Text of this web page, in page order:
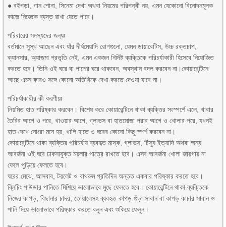
● বইপড়া, গান শোনা, সিনেমা দেখা অথবা নিয়মের পরিপন্থী নয়, এমন যেকোনো বিনোদনমূলক
কাজে নিজেকে ব্যস্ত রাখা যেতে পারে।
পরিবারের সদস্যদের জন্যঃ
বর্তমানে সুস্থ আছেন এবং যাঁর দীর্ঘমেয়াদি রোগগুলো, যেমন ডায়াবেটিস, উচ্চ রক্তচাপ,
ক্যানসার, অ্যাজমা প্রভৃতি নেই, এমন একজন নির্দিষ্ট ব্যক্তিকে পরিচর্যাকারী হিসেবে নিয়োজিত
করতে হবে। তিনি ওই ঘরে বা পাশের ঘরে থাকবেন, অবস্থান বদল করবেন না।কোয়ারেন্টিনে
আছে এমন কারও সঙ্গে কোনো অতিথিকে দেখা করতে দেওয়া যাবে না।
পরিচর্যাকারীর কী করণীয়ঃ
নিয়মিত হাত পরিষ্কার করবেন। বিশেষ করে কোয়ারেন্টিনে থাকা ব্যক্তির সংস্পর্শে এলে, খাবার
তৈরির আগে ও পরে, খাওয়ার আগে, গ্লাভস বা হাতমোজা পরার আগে ও খোলার পরে, যখনই
হাত দেখে নোংরা মনে হয়, খালি হাতে ও ঘরের কোনো কিছু স্পর্শ করবেন না।
কোয়ারেন্টিনে থাকা ব্যক্তির পরিচর্যায় ব্যবহৃত মাস্ক, গ্লাভস, টিস্যু ইত্যাদি অথবা অন্য
আবর্জনা ওই ঘরে ঢাকনাযুক্ত ময়লার পাত্রে রাখতে হবে। এসব আবর্জনা খোলা জায়গায় না
ফেলে পুড়িয়ে ফেলতে হবে।
ঘরের মেঝে, আসবাব, টয়লেট ও বাথরুম প্রতিদিন অন্তত একবার পরিষ্কার করতে হবে।
ব্লিচিং পাউডার পানিতে মিশিয়ে ভালোভাবে মুছে ফেলতে হবে। কোয়ারেন্টিনে থাকা ব্যক্তিকে
নিজের কাপড়, বিছানার চাদর, তোয়ালেসহ ব্যবহৃত কাপড় গুঁড়া সাবান বা কাপড় কাচার সাবান ও
পানি দিয়ে ভালোভাবে পরিষ্কার করতে বলুন এবং শুকিয়ে ফেলুন।